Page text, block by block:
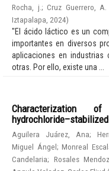
Rocha, j. ;Cruz Guerrero, A.
Iztapalapa 2024)
"El ácido láctico es un
importantes en diversos
aplicaciones en industrias
otras. Por ello, existe una ...
Characterization
Aguilera Juárez, Ana;
Miguel Ángel;Monreal
Candelaria; Rosales